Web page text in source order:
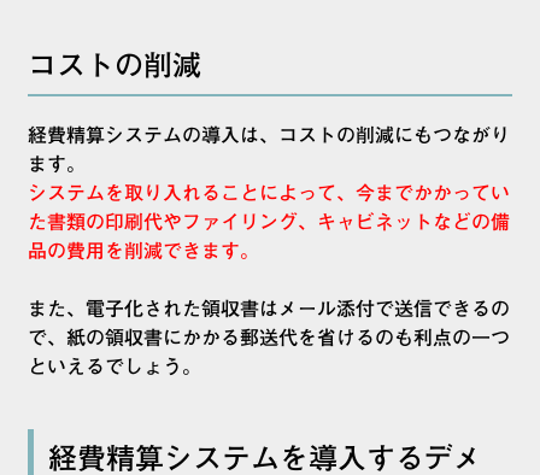
コストの削減
経費精算システムの導入は、コストの削減にもつながり
ます。
システムを取り入れることによって、今までかかってい
た書類の印刷代やファイリング、キャビネットなどの備
品の費用を削減できます。
また、電子化された領収書はメール添付で送信できるの
で、紙の領収書にかかる郵送代を省けるのも利点の一つ
といえるでしょう。
経費精算システムを導入するデメ